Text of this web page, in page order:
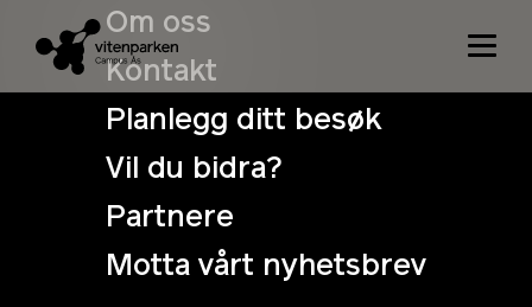
Om oss
Kontakt
Planlegg ditt besøk
Vil du bidra?
Partnere
Motta vårt nyhetsbrev
Sommer med
VitenSkolen –
Uke 32: